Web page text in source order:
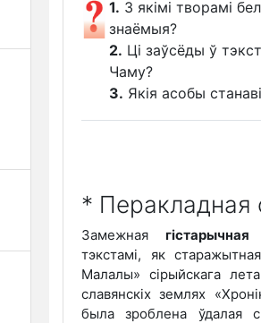
1. З якімі творамі
знаёмыя?
2. Ці заўсёды ў
Чаму?
3. Якія асобы
* Перакладная
Замежная гістарычная
тэкстамі, як
Малалы» сірыйскага
славянскіх землях
была зроблена ўдалая